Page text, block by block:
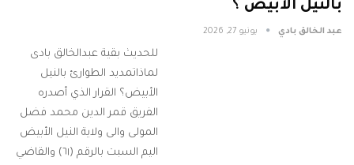
بالنيل الأبيض ؟
عبد الخالق بادي يونيو 27, 2026
للحديث بقية عبدالخالق بادى
لماذاتمديد الطوارئ بالنيل
الأبيض؟ القرار الذي أصدره
الفريق قمر الدين محمد فضل
المولى والى ولاية النيل الأبيض
اليم السبت بالرقم (٦١) والقاضي